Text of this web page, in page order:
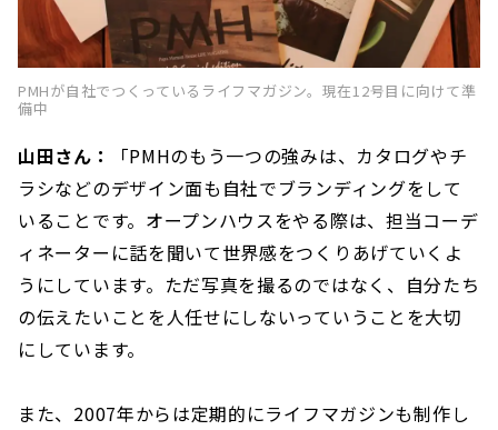
PMHが自社でつくっているライフマガジン。現在12号目に向けて準
備中
山田さん：
「PMHのもう一つの強みは、カタログやチ
ラシなどのデザイン面も自社でブランディングをして
いることです。オープンハウスをやる際は、担当コーデ
ィネーターに話を聞いて世界感をつくりあげていくよ
うにしています。ただ写真を撮るのではなく、自分たち
の伝えたいことを人任せにしないっていうことを大切
にしています。
また、2007年からは定期的にライフマガジンも制作し